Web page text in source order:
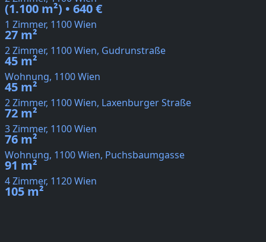
(1.100 m²) • 640 €
1 Zimmer, 1100 Wien
27 m²
2 Zimmer, 1100 Wien, Gudrunstraße
45 m²
Wohnung, 1100 Wien
45 m²
2 Zimmer, 1100 Wien, Laxenburger Straße
72 m²
3 Zimmer, 1100 Wien
76 m²
Wohnung, 1100 Wien, Puchsbaumgasse
91 m²
4 Zimmer, 1120 Wien
105 m²